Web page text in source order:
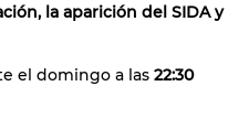
la aparición del SIDA y
el domingo a las 22:30